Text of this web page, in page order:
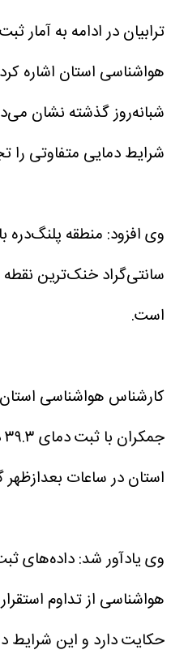
ترابیان در ادامه به آمار
هواشناسی استان اشاره
شبانه‌روز گذشته نشان
شرایط دمایی متفاوتی را
سانتی‌گراد خنک‌ترین نقطه
است.
کارشناس هواشناسی استان
استان در ساعات
وی یادآور شد: داده‌های
هواشناسی از تداوم
حکایت دارد و این شرایط